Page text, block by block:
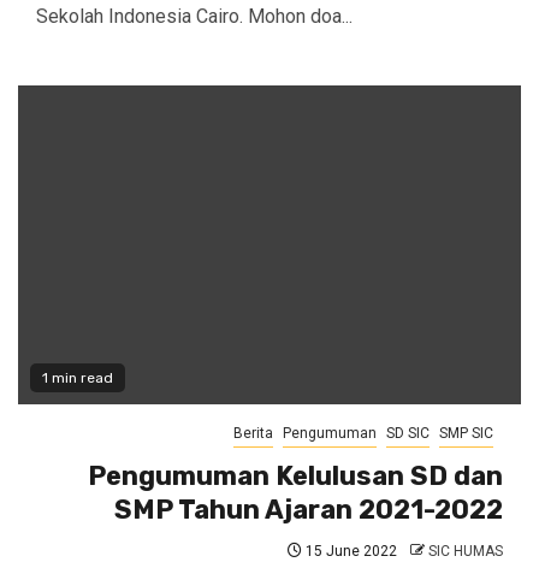
Sekolah Indonesia Cairo. Mohon doa...
1 min read
Berita Pengumuman SD SIC SMP SIC
Pengumuman Kelulusan SD dan
SMP Tahun Ajaran 2021-2022
15 June 2022 SIC HUMAS